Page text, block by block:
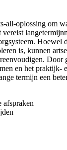
all-oplossing om
Hoewel
is, kunnen
Door
en het praktijk-
termijn een
afspraken